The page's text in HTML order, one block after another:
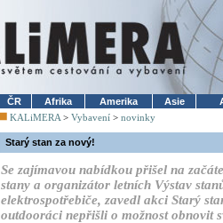
ČR Afrika Amerika Asie
KALiMERA > Vybavení > novinky
Starý stan za nový!
Se zajímavou nabídkou přišel na
stany a organizátor letních Výstav
elektrospotřebiče, zavedl akci Starý
outdooráci nepřišli o možnost obnovit